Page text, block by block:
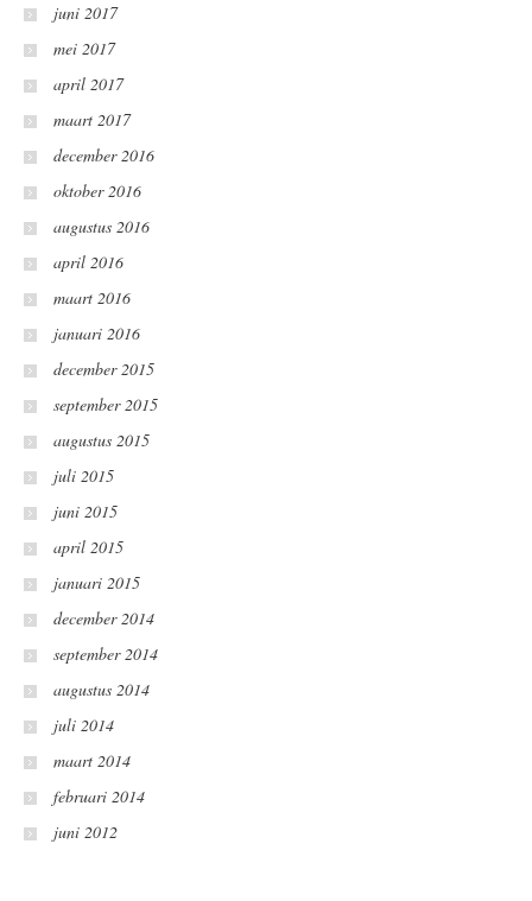
juni 2017
mei 2017
april 2017
maart 2017
december 2016
oktober 2016
augustus 2016
april 2016
maart 2016
januari 2016
december 2015
september 2015
augustus 2015
juli 2015
juni 2015
april 2015
januari 2015
december 2014
september 2014
augustus 2014
juli 2014
maart 2014
februari 2014
juni 2012